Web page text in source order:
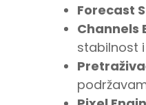
Forecast
Channels
stabilnost